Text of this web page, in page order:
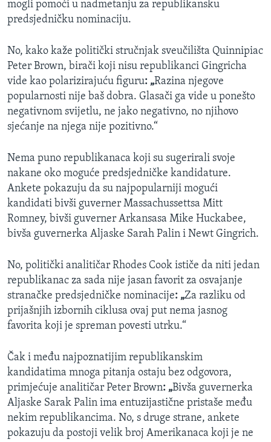
mogli pomoći u nadmetanju za republikansku
predsjedničku nominaciju.
No, kako kaže politički stručnjak sveučilišta Quinnipiac
Peter Brown, birači koji nisu republikanci Gingricha
vide kao polarizirajuću figuru: „Razina njegove
popularnosti nije baš dobra. Glasači ga vide u ponešto
negativnom svijetlu, ne jako negativno, no njihovo
sjećanje na njega nije pozitivno.“
Nema puno republikanaca koji su sugerirali svoje
nakane oko moguće predsjedničke kandidature.
Ankete pokazuju da su najpopularniji mogući
kandidati bivši guverner Massachussettsa Mitt
Romney, bivši guverner Arkansasa Mike Huckabee,
bivša guvernerka Aljaske Sarah Palin i Newt Gingrich.
No, politički analitičar Rhodes Cook ističe da niti jedan
republikanac za sada nije jasan favorit za osvajanje
stranačke predsjedničke nominacije: „Za razliku od
prijašnjih izbornih ciklusa ovaj put nema jasnog
favorita koji je spreman povesti utrku.“
Čak i među najpoznatijim republikanskim
kandidatima mnoga pitanja ostaju bez odgovora,
primjećuje analitičar Peter Brown: „Bivša guvernerka
Aljaske Sarak Palin ima entuzijastične pristaše među
nekim republikancima. No, s druge strane, ankete
pokazuju da postoji velik broj Amerikanaca koji je ne